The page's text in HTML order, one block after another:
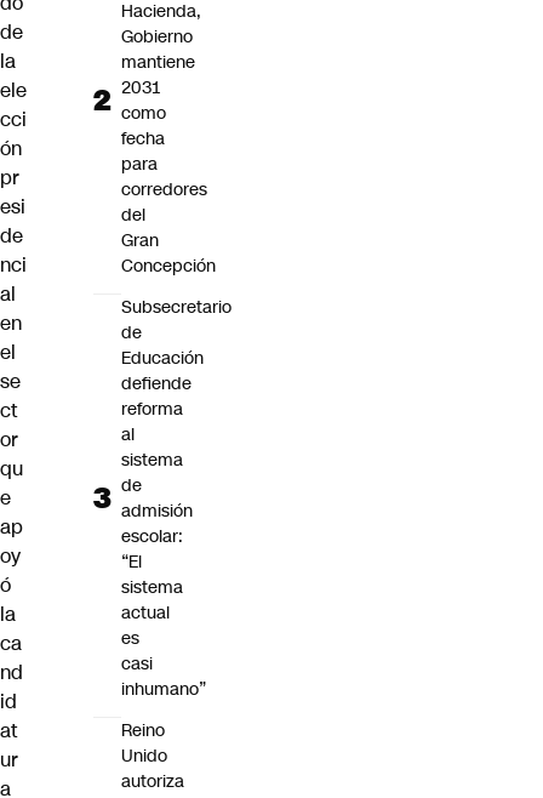
de
la
ele
cci
ón
pr
esi
de
nci
al
en
el
se
ct
or
qu
e
ap
oy
ó
la
ca
nd
id
at
ur
a
Hacienda,
Gobierno
mantiene
2031
como
fecha
para
corredores
del
Gran
Concepción
Subsecretario
de
Educación
defiende
reforma
al
sistema
de
admisión
escolar:
“El
sistema
actual
es
casi
inhumano”
Reino
Unido
autoriza